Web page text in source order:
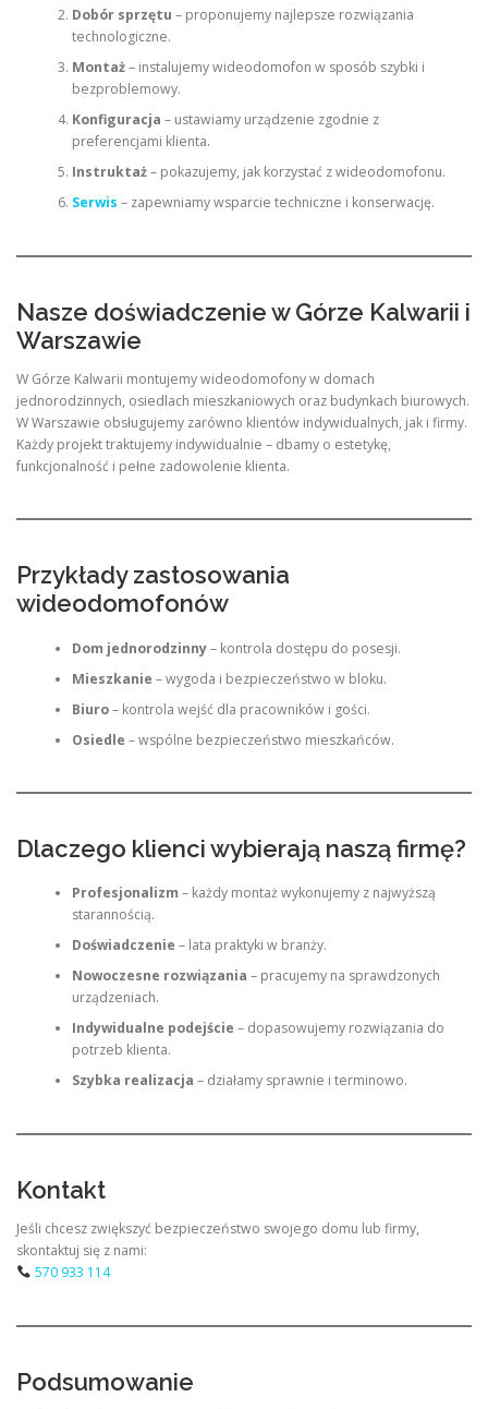
Dobór sprzętu – proponujemy najlepsze rozwiązania
technologiczne.
Montaż– instalujemy wideodomofon w sposób szybki i
bezproblemowy.
Konfiguracja – ustawiamy urządzenie zgodnie z
preferencjami klienta.
Instruktaż– pokazujemy, jak korzystać z wideodomofonu.
Serwis – zapewniamy wsparcie techniczne i konserwację.
Nasze doświadczenie w Górze Kalwarii i
Warszawie
W Górze Kalwarii montujemy wideodomofony w domach
jednorodzinnych, osiedlach mieszkaniowych oraz budynkach biurowych.
W Warszawie obsługujemy zarówno klientów indywidualnych, jak i firmy.
Każdy projekt traktujemy indywidualnie – dbamy o estetykę,
funkcjonalność i pełne zadowolenie klienta.
Przykłady zastosowania
wideodomofonów
Dom jednorodzinny– kontrola dostępu do posesji.
Mieszkanie – wygoda i bezpieczeństwo w bloku.
Biuro– kontrola wejść dla pracowników i gości.
Osiedle – wspólne bezpieczeństwo mieszkańców.
Dlaczego klienci wybierają naszą firmę?
Profesjonalizm – każdy montaż wykonujemy z najwyższą
starannością.
Doświadczenie – lata praktyki w branży.
Nowoczesne rozwiązania – pracujemy na sprawdzonych
urządzeniach.
Indywidualne podejście – dopasowujemy rozwiązania do
potrzeb klienta.
Szybka realizacja – działamy sprawnie i terminowo.
Kontakt
Jeśli chcesz zwiększyć bezpieczeństwo swojego domu lub firmy,
skontaktuj się z nami:
570 933 114
Podsumowanie